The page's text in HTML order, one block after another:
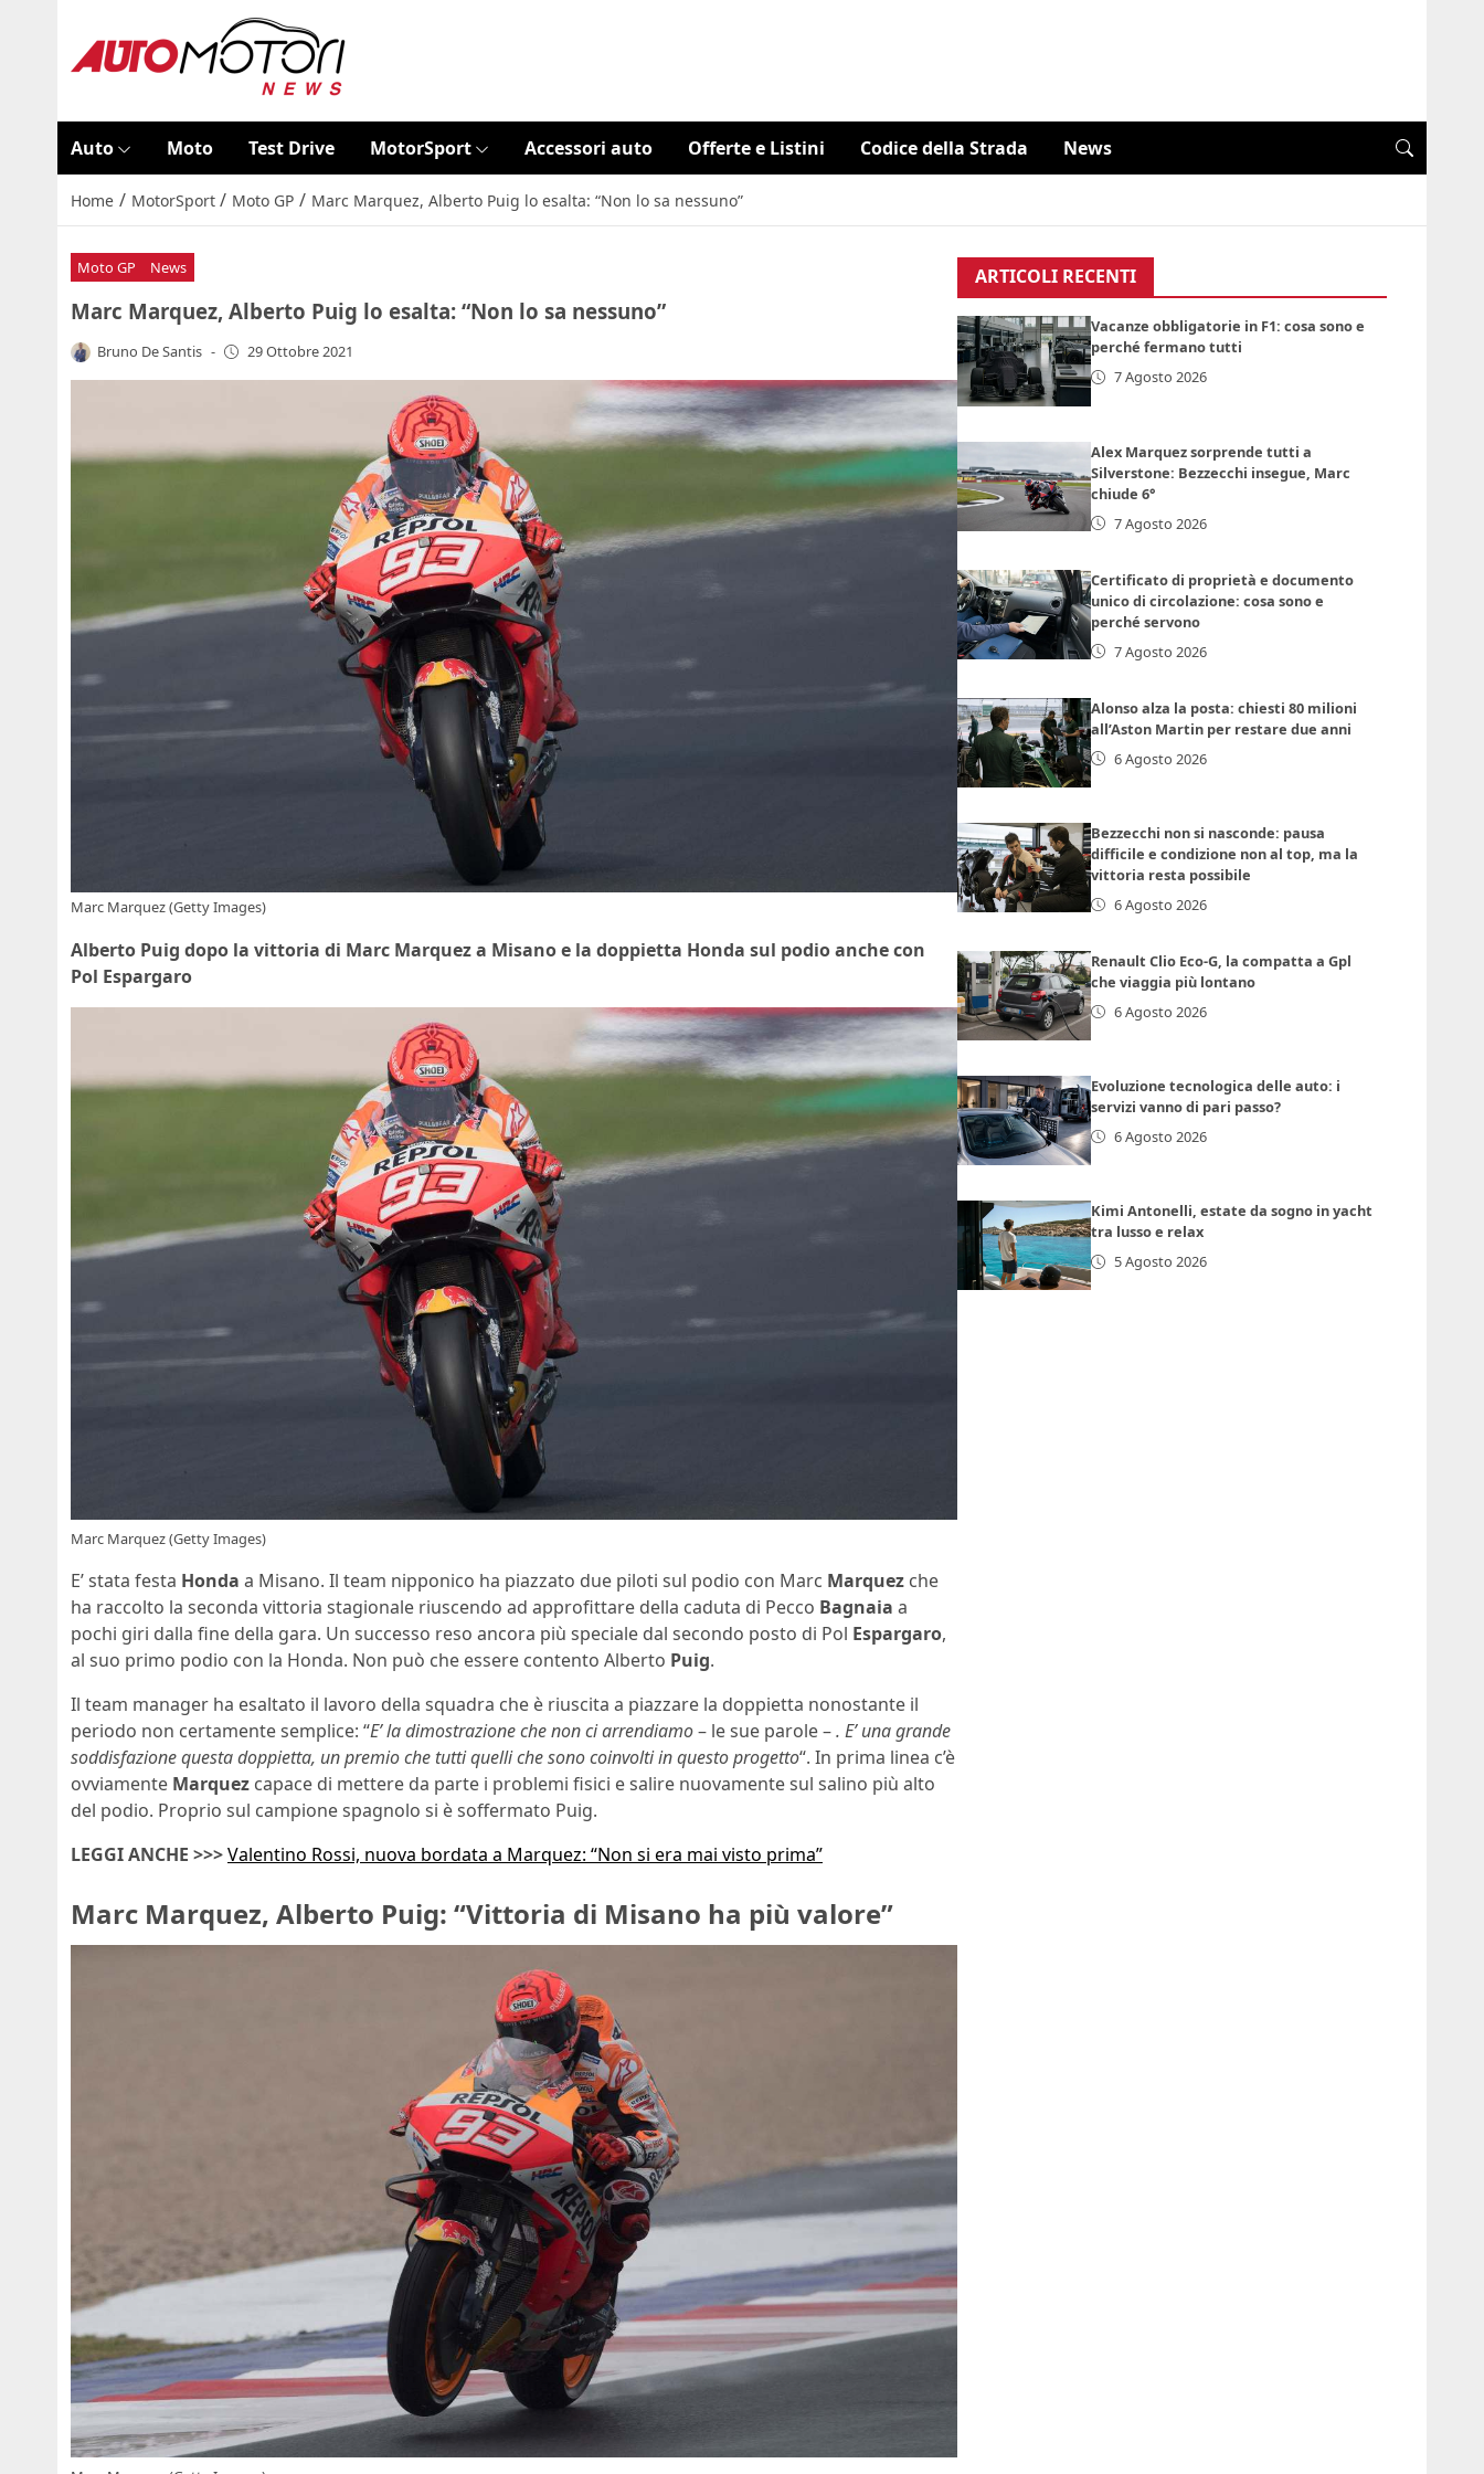
Auto Moto Test Drive MotorSport Accessori auto Offerte e Listini Codice della Strada News
Home / MotorSport / Moto GP / Marc Marquez, Alberto Puig lo esalta: “Non lo sa nessuno”
Moto GP News
Marc Marquez, Alberto Puig lo esalta: “Non lo sa nessuno”
Bruno De Santis - 29 Ottobre 2021
Marc Marquez (Getty Images)
Alberto Puig dopo la vittoria di Marc Marquez a Misano e la doppietta Honda sul podio anche con
Pol Espargaro
Marc Marquez (Getty Images)
E’ stata festa Honda a Misano. Il team nipponico ha piazzato due piloti sul podio con Marc Marquez che
ha raccolto la seconda vittoria stagionale riuscendo ad approfittare della caduta di Pecco Bagnaia a
pochi giri dalla fine della gara. Un successo reso ancora più speciale dal secondo posto di Pol Espargaro,
al suo primo podio con la Honda. Non può che essere contento Alberto Puig.
Il team manager ha esaltato il lavoro della squadra che è riuscita a piazzare la doppietta nonostante il
periodo non certamente semplice: “E’ la dimostrazione che non ci arrendiamo– le sue parole –. E’ una grande
soddisfazione questa doppietta, un premio che tutti quelli che sono coinvolti in questo progetto“. In prima linea c’è
ovviamente Marquez capace di mettere da parte i problemi fisici e salire nuovamente sul salino più alto
del podio. Proprio sul campione spagnolo si è soffermato Puig.
LEGGI ANCHE >>>Valentino Rossi, nuova bordata a Marquez: “Non si era mai visto prima”
Marc Marquez, Alberto Puig: “Vittoria di Misano ha più valore”
ARTICOLI RECENTI
Vacanze obbligatorie in F1: cosa sono e
perché fermano tutti
7 Agosto 2026
Alex Marquez sorprende tutti a
Silverstone: Bezzecchi insegue, Marc
chiude 6°
7 Agosto 2026
Certificato di proprietà e documento
unico di circolazione: cosa sono e
perché servono
7 Agosto 2026
Alonso alza la posta: chiesti 80 milioni
all’Aston Martin per restare due anni
6 Agosto 2026
Bezzecchi non si nasconde: pausa
difficile e condizione non al top, ma la
vittoria resta possibile
6 Agosto 2026
Renault Clio Eco-G, la compatta a Gpl
che viaggia più lontano
6 Agosto 2026
Evoluzione tecnologica delle auto: i
servizi vanno di pari passo?
6 Agosto 2026
Kimi Antonelli, estate da sogno in yacht
tra lusso e relax
5 Agosto 2026